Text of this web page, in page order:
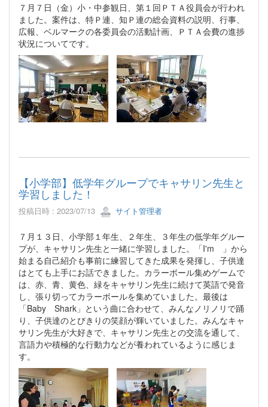
７月７日（金）小・中参観日、第１回ＰＴＡ役員会が行われ
ました。案件は、特Ｐ連、知Ｐ連の総会資料の説明、行事、
広報、ベルマークの各委員会の活動計画、ＰＴＡ会費の進捗
状況についてです。
【小学部】低学年グループでキャサリン先生と
学習しました！
投稿日時 : 2023/07/13 サイト管理者
７月１３日、小学部１年生、２年生、３年生の低学年グルー
プが、キャサリン先生と一緒に学習しました。「I'm 」から
始まる自己紹介も事前に練習してきた成果を発揮し、子供達
はとても上手にお話できました。カラーボール集めゲームで
は、赤、青、黄色、緑をキャサリン先生に続けて英語で発音
し、張り切ってカラーボールを集めていました。最後は
「Baby Shark」という曲に合わせて、みんなノリノリで踊
り、子供達のとびきりの笑顔が輝いていました。みんなキャ
サリン先生が大好きで、キャサリン先生との交流を通して、
言語力や積極的な行動力などが養われているように感じま
す。